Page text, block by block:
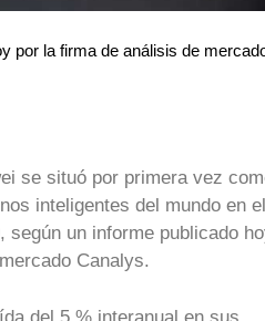
por la firma de análisis de
se situó por primera vez
inteligentes del mundo en el
según un informe publicado
Canalys.
del 5 % interanual en sus